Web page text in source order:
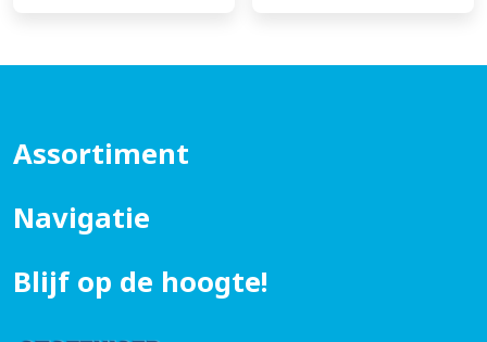
Assortiment
Navigatie
Blijf op de hoogte!